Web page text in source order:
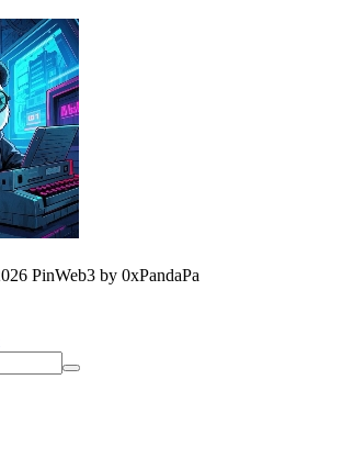
PinWeb3 by 0xPandaPa